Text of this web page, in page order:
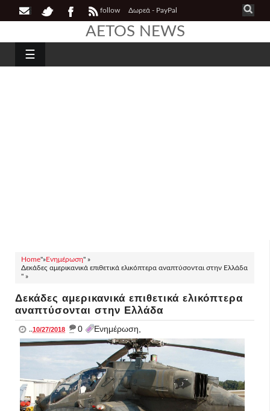
follow Δωρεά - PayPal
AETOS NEWS
☰
Home"»Ενημέρωση" »
Δεκάδες αμερικανικά επιθετικά ελικόπτερα αναπτύσονται στην Ελλάδα
" »
Δεκάδες αμερικανικά επιθετικά ελικόπτερα
αναπτύσονται στην Ελλάδα
..10/27/2018 _ 0 Ενημέρωση,